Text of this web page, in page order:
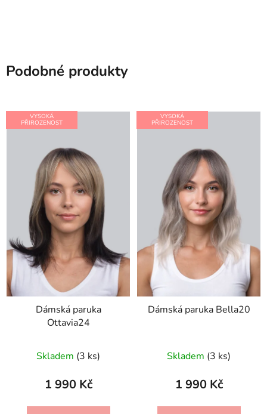
Podobné produkty
VYSOKÁ
PŘIROZENOST
Dámská paruka
Ottavia24
Skladem (3 ks)
1 990 Kč
VYSOKÁ
PŘIROZENOST
Dámská paruka Bella20
Skladem (3 ks)
1 990 Kč